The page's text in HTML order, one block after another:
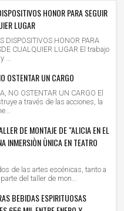
HONOR PARA SEGUIR
LUGAR
DISPOSITIVOS HONOR PARA
CUALQUIER LUGAR El trabajo
OSTENTAR UN CARGO
NO OSTENTAR UN CARGO El
a través de las acciones, la
DE MONTAJE DE "ALICIA EN EL
INMERSIÒN ÙNICA EN TEATRO
de las artes escénicas, tanto a
del taller de mon...
BEBIDAS ESPIRITUOSAS